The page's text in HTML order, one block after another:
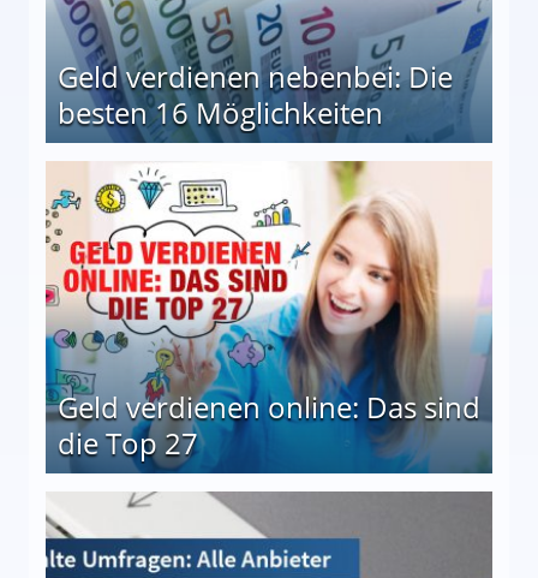
Geld verdienen nebenbei: Die
besten 16 Möglichkeiten
Geld verdienen online: Das sind
die Top 27